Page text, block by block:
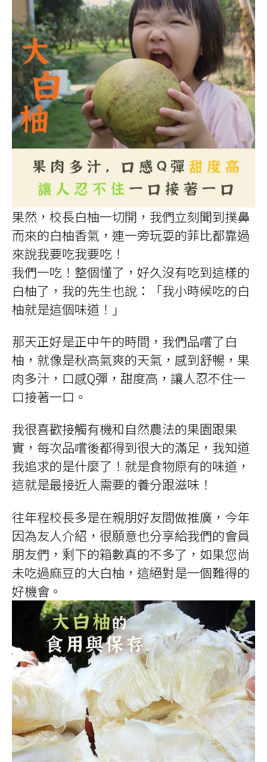
果然，校長白柚一切開，我們立刻聞到撲鼻
而來的白柚香氣，連一旁玩耍的菲比都靠過
來說我要吃我要吃！
我們一吃！整個懂了，好久沒有吃到這樣的
白柚了，我的先生也說：「我小時候吃的白
柚就是這個味道！」
那天正好是正中午的時間，我們品嚐了白
柚，就像是秋高氣爽的天氣，感到舒暢，果
肉多汁，口感Q彈，甜度高，讓人忍不住一
口接著一口。
我很喜歡接觸有機和自然農法的果園跟果
實，每次品嚐後都得到很大的滿足，我知道
我追求的是什麼了！就是食物原有的味道，
這就是最接近人需要的養分跟滋味！
往年程校長多是在親朋好友間做推廣，今年
因為友人介紹，很願意也分享給我們的會員
朋友們，剩下的箱數真的不多了，如果您尚
未吃過麻豆的大白柚，這絕對是一個難得的
好機會。